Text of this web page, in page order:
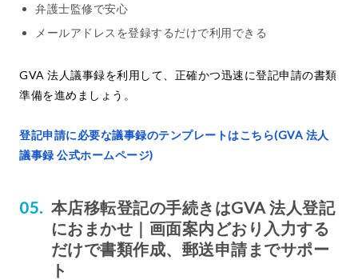
弁護士監修で安心
メールアドレスを登録するだけで利用できる
GVA 法人議事録を利用して、正確かつ迅速に登記申請の書類
準備を進めましょう。
登記申請に必要な議事録のテンプレートはこちら(GVA 法人
議事録 公式ホームページ)
本店移転登記の手続きはGVA 法人登記
におまかせ｜画面案内どおり入力する
だけで書類作成、郵送申請までサポー
ト